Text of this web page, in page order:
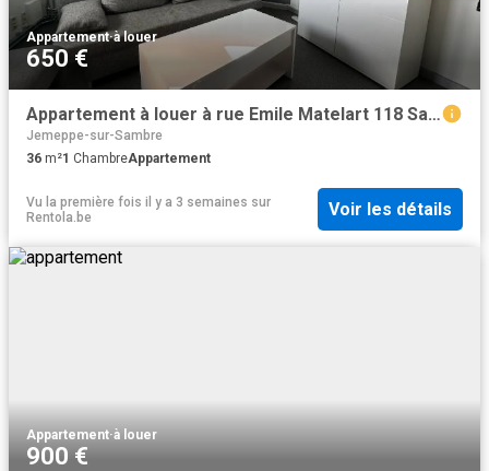
Appartement·à louer
650 €
Appartement à louer à rue Emile Matelart 118 Saint Martin
Jemeppe-sur-Sambre
36 m²1 ChambreAppartement
Vu la première fois il y a 3 semaines sur
Rentola.be
Voir les détails
Appartement·à louer
900 €